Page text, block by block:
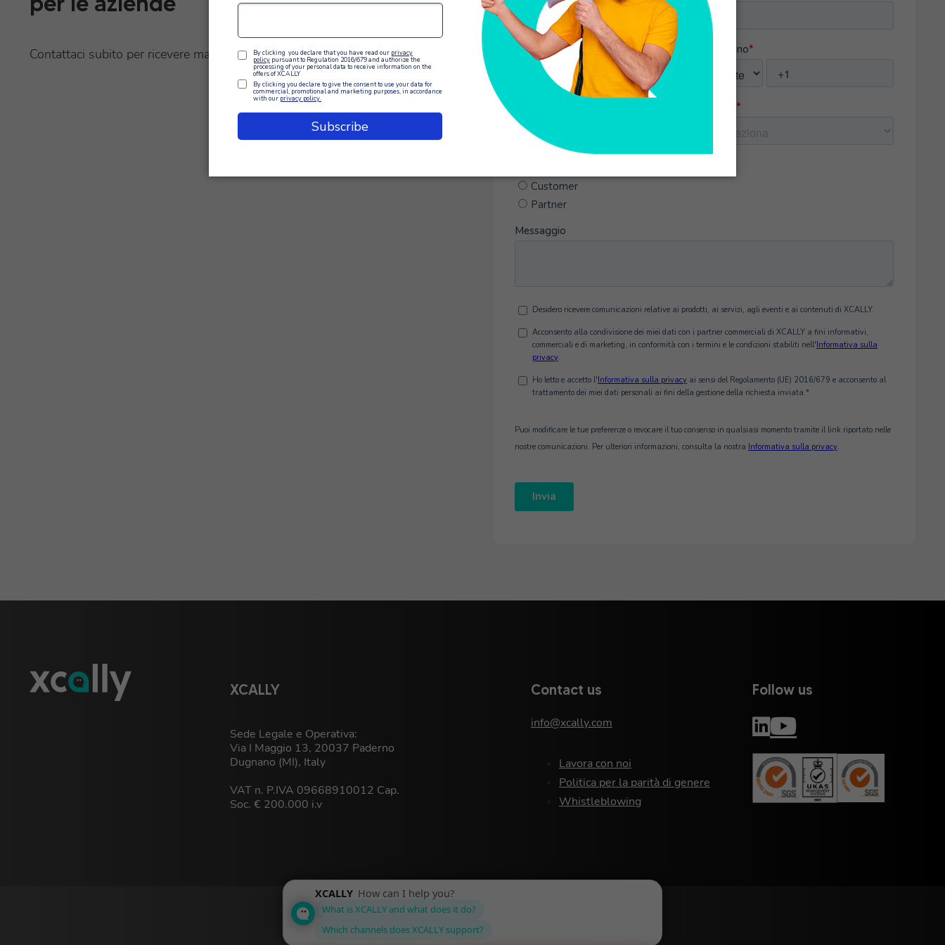
Contattaci subito per ricevere maggiori informazioni
XCALLY
Sede Legale e Operativa:
Via I Maggio 13, 20037 Paderno
Dugnano (MI), Italy
VAT n. P.IVA 09668910012 Cap.
Soc. € 200.000 i.v
Contact us
info@xcally.com
Lavora con noi
Politica per la parità di genere
Whistleblowing
Follow us
©XCALLY 2026